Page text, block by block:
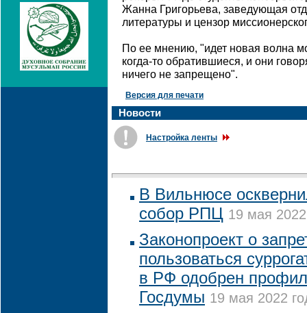
Жанна Григорьева, заведующая
литературы и цензор
По ее мнению, "идет новая волна
когда-то обратившиеся, и они
ничего не запрещено".
Версия для печати
Новости
Настройка ленты
В Вильнюсе
собор РПЦ 19 мая
Законопроект о
пользоваться
в РФ одобрен
Госдумы 19 мая 2022